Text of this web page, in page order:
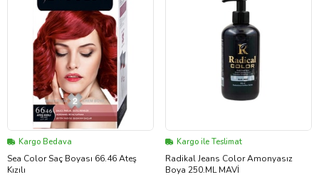
Kargo Bedava
Sea Color Saç Boyası 66.46 Ateş
Kızılı
Kargo ile Teslimat
Radikal Jeans Color Amonyasız
Boya 250.ML MAVİ